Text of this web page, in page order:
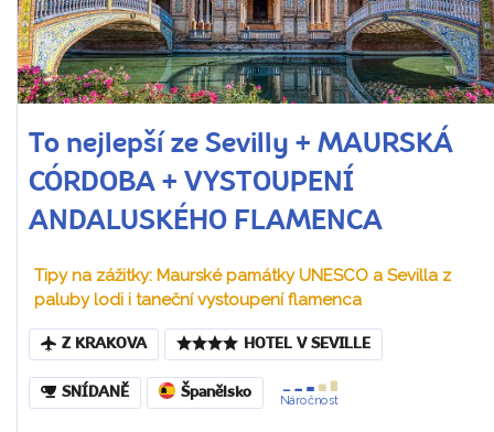
To nejlepší ze Sevilly + MAURSKÁ
CÓRDOBA + VYSTOUPENÍ
ANDALUSKÉHO FLAMENCA
Tipy na zážitky: Maurské památky UNESCO a Sevilla z
paluby lodi i taneční vystoupení flamenca
Z KRAKOVA HOTEL V SEVILLE
SNÍDANĚ Španělsko
Náročnost